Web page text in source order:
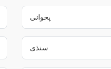
پخوانی
سنڌي